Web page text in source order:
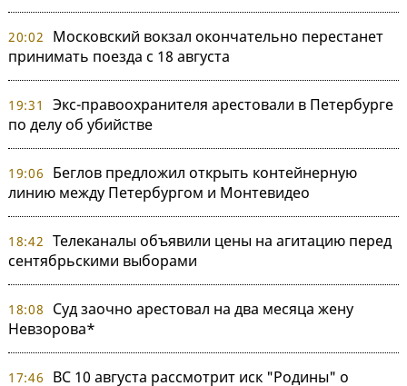
20:02
Московский вокзал окончательно перестанет
принимать поезда с 18 августа
19:31
Экс-правоохранителя арестовали в Петербурге
по делу об убийстве
19:06
Беглов предложил открыть контейнерную
линию между Петербургом и Монтевидео
18:42 Телеканалы объявили цены на агитацию перед
сентябрьскими выборами
18:08
Суд заочно арестовал на два месяца жену
Невзорова*
17:46
ВС 10 августа рассмотрит иск "Родины" о